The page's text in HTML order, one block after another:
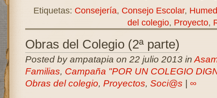
Etiquetas: Consejería, Consejo Escolar,
del colegio, Proyecto,
Obras del Colegio (2ª parte)
Posted by ampatapia on 22 julio 2013 in
Familias, Campaña "POR UN COLEGIO
Obras del colegio, Proyectos, Soci@s ∞